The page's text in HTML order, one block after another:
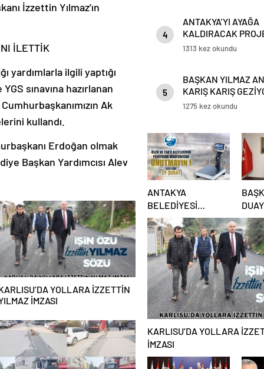
İzzettin Yılmaz’ın
İLETTİK
yardımlarla ilgili yaptığı
sınavına hazırlanan
Ak
kullandı.
Erdoğan olmak
Başkan Yardımcısı Alev
YOLLARA İZZETTİN
İMZASI
4
ANTAKYA’YI AYAĞA
KALDIRACAK
KONUŞULDU
1313 kez okundu
5
BAŞKAN YILMAZ
KARIŞ KARIŞ
1275 kez okundu
ANTAKYA
BELEDİYESİ
UYARDI: SON GÜN
29 ŞUBAT
KARLISU’DA YOLLARA
İMZASI